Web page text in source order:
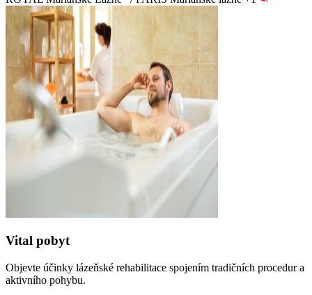
Vital pobyt
Objevte účinky lázeňské rehabilitace spojením tradičních procedur a
aktivního pohybu.